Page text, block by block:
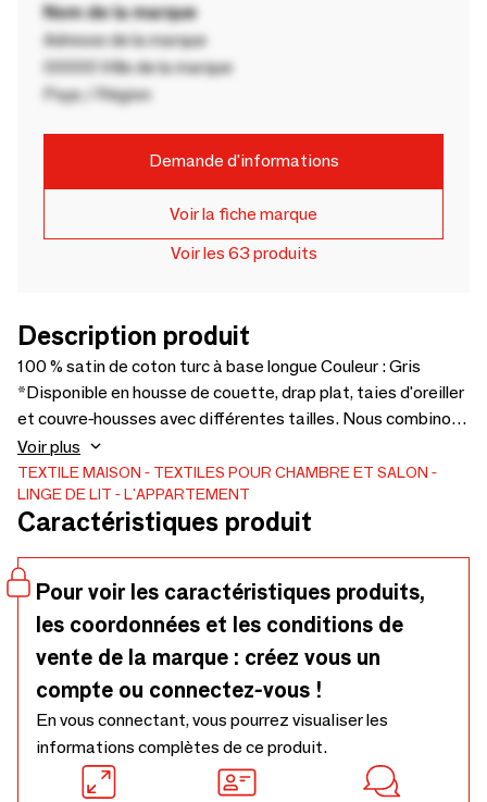
Nom de la marque
Adresse de la marque
00000 Ville de la marque
Pays / Région
Demande d'informations
Voir la fiche marque
Voir les 63 produits
Description produit
100 % satin de coton turc à base longue Couleur : Gris
*Disponible en housse de couette, drap plat, taies d'oreiller
et couvre-housses avec différentes tailles. Nous combinons
la qualité du tissu en satin de coton avec un design élégant
et apportons une élégance discrète à la chambre à coucher.
Voir plus
TEXTILE MAISON
TEXTILES POUR CHAMBRE ET SALON
LINGE DE LIT
L'APPARTEMENT
Caractéristiques produit
Pour voir les caractéristiques produits,
les coordonnées et les conditions de
vente de la marque : créez vous un
compte ou connectez-vous !
En vous connectant, vous pourrez visualiser les
informations complètes de ce produit.